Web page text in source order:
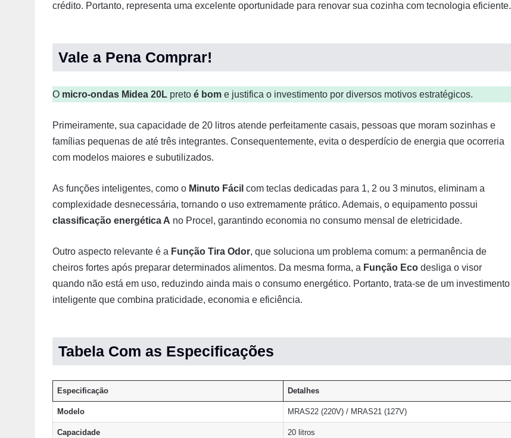
crédito. Portanto, representa uma excelente oportunidade para renovar sua cozinha com tecnologia eficiente.
Vale a Pena Comprar!
O micro-ondas Midea 20L preto é bom e justifica o investimento por diversos motivos estratégicos.
Primeiramente, sua capacidade de 20 litros atende perfeitamente casais, pessoas que moram sozinhas e
famílias pequenas de até três integrantes. Consequentemente, evita o desperdício de energia que ocorreria
com modelos maiores e subutilizados.
As funções inteligentes, como o Minuto Fácil com teclas dedicadas para 1, 2 ou 3 minutos, eliminam a
complexidade desnecessária, tornando o uso extremamente prático. Ademais, o equipamento possui
classificação energética A no Procel, garantindo economia no consumo mensal de eletricidade.
Outro aspecto relevante é a Função Tira Odor, que soluciona um problema comum: a permanência de
cheiros fortes após preparar determinados alimentos. Da mesma forma, a Função Eco desliga o visor
quando não está em uso, reduzindo ainda mais o consumo energético. Portanto, trata-se de um investimento
inteligente que combina praticidade, economia e eficiência.
Tabela Com as Especificações
Especificação Detalhes
Modelo MRAS22 (220V) / MRAS21 (127V)
Capacidade 20 litros